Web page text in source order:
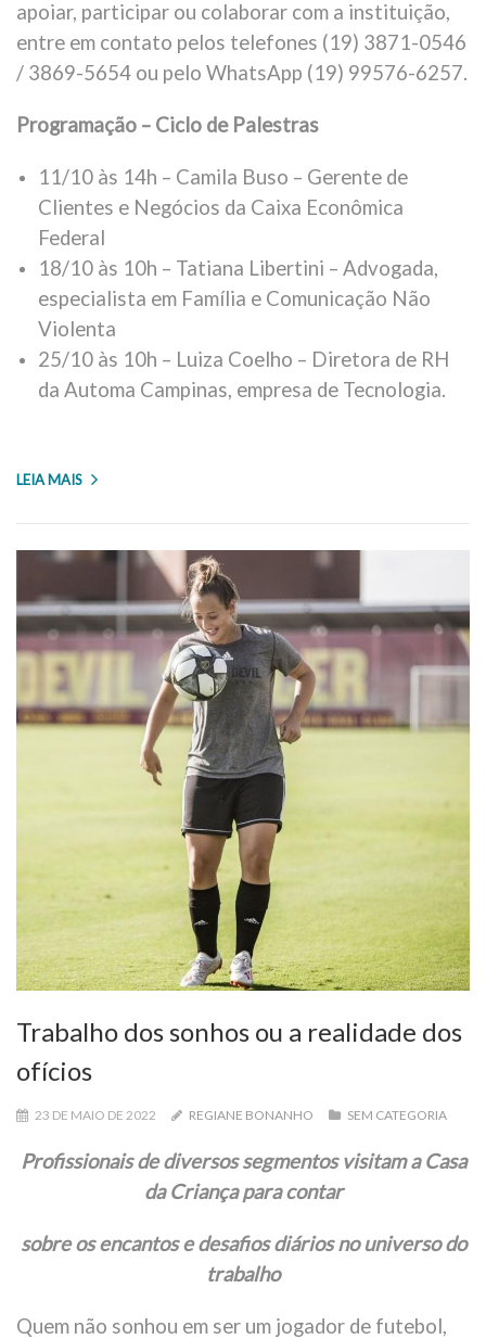
apoiar, participar ou colaborar com a instituição,
entre em contato pelos telefones (19) 3871-0546
/ 3869-5654 ou pelo WhatsApp (19) 99576-6257.
Programação – Ciclo de Palestras
11/10 às 14h – Camila Buso – Gerente de
Clientes e Negócios da Caixa Econômica
Federal
18/10 às 10h – Tatiana Libertini – Advogada,
especialista em Família e Comunicação Não
Violenta
25/10 às 10h – Luiza Coelho – Diretora de RH
da Automa Campinas, empresa de Tecnologia.
LEIA MAIS
Trabalho dos sonhos ou a realidade dos
ofícios
23 DE MAIO DE 2022 REGIANE BONANHO SEM CATEGORIA
Profissionais de diversos segmentos visitam a Casa
da Criança para contar
sobre os encantos e desafios diários no universo do
trabalho
Quem não sonhou em ser um jogador de futebol,